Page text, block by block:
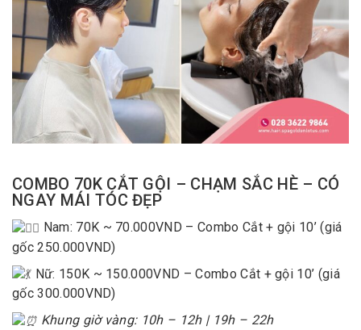
COMBO 70K CẮT GỘI – CHẠM SẮC HÈ – CÓ
NGAY MÁI TÓC ĐẸP
Nam: 70K ~ 70.000VND – Combo Cắt + gội 10’ (giá
gốc 250.000VND)
Nữ: 150K ~ 150.000VND – Combo Cắt + gội 10’ (giá
gốc 300.000VND)
Khung giờ vàng: 10h – 12h | 19h – 22h